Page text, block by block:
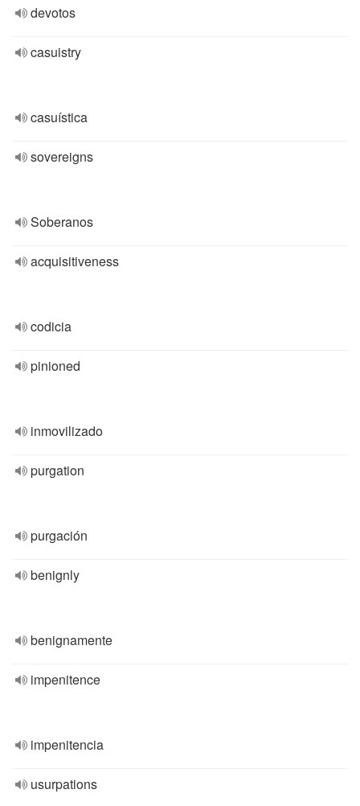
devotos
casuistry
casuística
sovereigns
Soberanos
acquisitiveness
codicia
pinioned
inmovilizado
purgation
purgación
benignly
benignamente
impenitence
impenitencia
usurpations